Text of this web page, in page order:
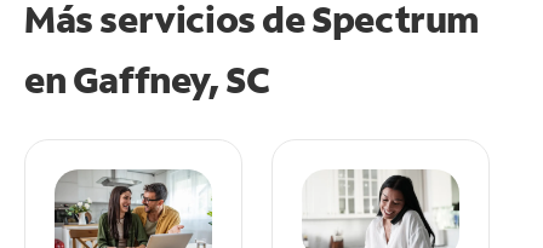
Más servicios de Spectrum
enGaffney, SC